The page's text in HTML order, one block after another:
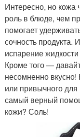
Интересно, но кожа
роль в блюде, чем
помогает
сочность продукта.
испарение
Кроме того —
несомненно вкусно!
или привычного для
самый верный
кожи? Соль!